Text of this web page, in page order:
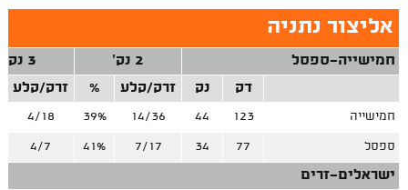
אליצור נתניה
חמישייה-ספסל 2 נק'
3 נק'
דק
נק זרק/קלע % זרק/קלע
חמישייה 123
44
14/36
39%
4/18
ספסל 77
34
7/17
41%
4/7
ישראלים-זרים